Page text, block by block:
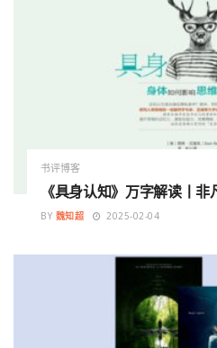
书评博客
《具身认知》万字解读丨非
BY 魏知超 2025-02-04